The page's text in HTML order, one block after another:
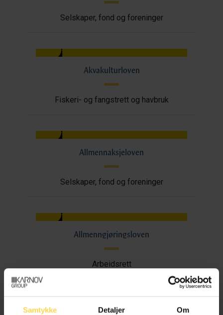
Samtykke Detaljer Om
Selskaper, fond og foreninger
Akvakulturloven
Fiskeri- og fangstrett og havbruk
Allmennaksjeloven
Selskaper, fond og foreninger
Allmenngjøringsloven
Arbeidsrett